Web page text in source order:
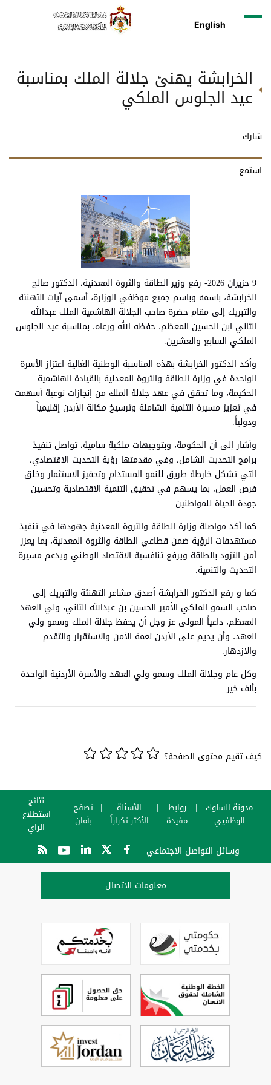
English
الخرابشة يهنئ جلالة الملك بمناسبة
عيد الجلوس الملكي
شارك
استمع
9 حزيران 2026- رفع وزير الطاقة والثروة المعدنية، الدكتور صالح
الخرابشة، باسمه وباسم جميع موظفي الوزارة، أسمى آيات التهنئة
والتبريك إلى مقام حضرة صاحب الجلالة الهاشمية الملك عبدالله
الثاني ابن الحسين المعظم، حفظه الله ورعاه، بمناسبة عيد الجلوس
الملكي السابع والعشرين.
وأكد الدكتور الخرابشة بهذه المناسبة الوطنية الغالية اعتزاز الأسرة
الواحدة في وزارة الطاقة والثروة المعدنية بالقيادة الهاشمية
الحكيمة، وما تحقق في عهد جلالة الملك من إنجازات نوعية أسهمت
في تعزيز مسيرة التنمية الشاملة وترسيخ مكانة الأردن إقليمياً
ودولياً.
وأشار إلى أن الحكومة، وبتوجيهات ملكية سامية، تواصل تنفيذ
برامج التحديث الشامل، وفي مقدمتها رؤية التحديث الاقتصادي،
التي تشكل خارطة طريق للنمو المستدام وتحفيز الاستثمار وخلق
فرص العمل، بما يسهم في تحقيق التنمية الاقتصادية وتحسين
جودة الحياة للمواطنين.
كما أكد مواصلة وزارة الطاقة والثروة المعدنية جهودها في تنفيذ
مستهدفات الرؤية ضمن قطاعي الطاقة والثروة المعدنية، بما يعزز
أمن التزود بالطاقة ويرفع تنافسية الاقتصاد الوطني ويدعم مسيرة
التحديث والتنمية.
كما و رفع الدكتور الخرابشة أصدق مشاعر التهنئة والتبريك إلى
صاحب السمو الملكي الأمير الحسين بن عبدالله الثاني، ولي العهد
المعظم، داعياً المولى عز وجل أن يحفظ جلالة الملك وسمو ولي
العهد، وأن يديم على الأردن نعمة الأمن والاستقرار والتقدم
والازدهار.
وكل عام وجلالة الملك وسمو ولي العهد والأسرة الأردنية الواحدة
بألف خير.
كيف تقيم محتوى الصفحة؟
مدونة السلوك
الوظفيي
روابط
مفيدة
الأسئلة
الأكثر تكراراً
تصفح
بأمان
نتائج
استطلاع
الراي
وسائل التواصل الاجتماعي
معلومات الاتصال